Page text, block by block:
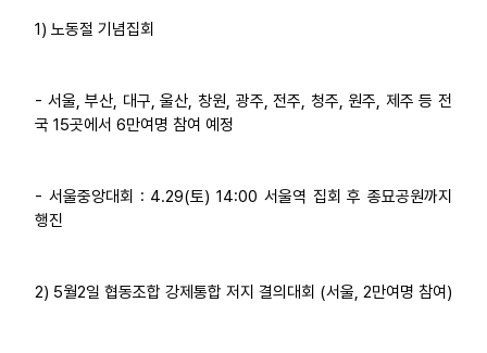
1) 노동절 기념집회
- 서울, 부산, 대구, 울산, 창원, 광주, 전주, 청주, 원주, 제주 등 전
국 15곳에서 6만여명 참여 예정
- 서울중앙대회 : 4.29(토) 14:00 서울역 집회 후 종묘공원까지
행진
2) 5월2일 협동조합 강제통합 저지 결의대회 (서울, 2만여명 참여)